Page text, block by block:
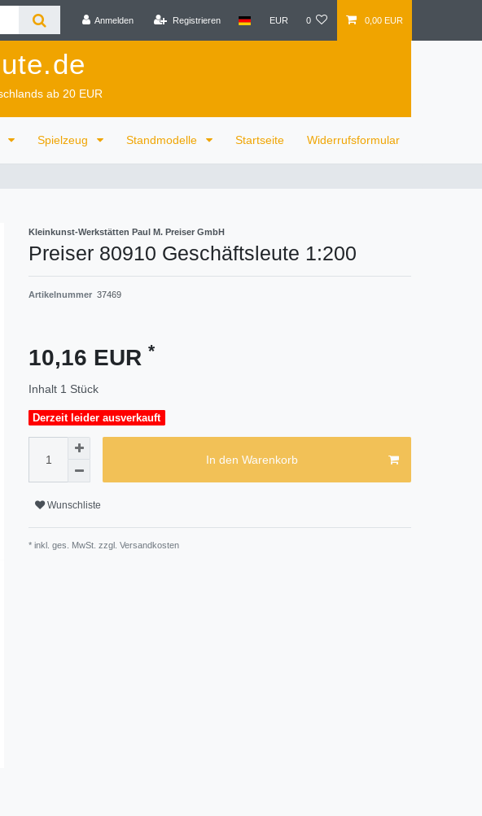
Anmelden Registrieren EUR 0 0,00 EUR
ab 20 EUR
Spielzeug Standmodelle Startseite Widerrufsformular
Kleinkunst-Werkstätten Paul M. Preiser GmbH
Preiser 80910 Geschäftsleute 1:200
Artikelnummer 37469
10,16 EUR *
Inhalt 1 Stück
Derzeit leider ausverkauft
In den Warenkorb
Wunschliste
* inkl. ges. MwSt. zzgl. Versandkosten